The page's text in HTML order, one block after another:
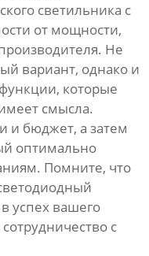
светильника с
от мощности,
Не
вариант, однако и
которые
смысла.
и бюджет, а затем
оптимально
Помните, что
успех вашего
с